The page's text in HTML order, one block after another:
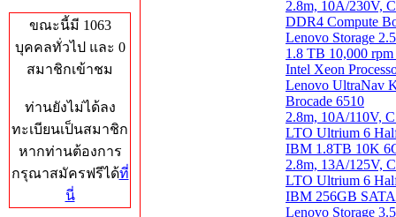
ขณะนี้มี 1063
บุคคลทั่วไป และ 0
สมาชิกเข้าชม
ท่านยังไม่ได้ลง
ทะเบียนเป็นสมาชิก
หากท่านต้องการ
กรุณาสมัครฟรีได้ที่
นี่
2.8m, 10A/230V,
DDR4 Compute
Lenovo Storage
1.8 TB 10,000
Intel Xeon
Lenovo UltraNav
Brocade 6510
2.8m, 10A/110V,
LTO Ultrium 6
IBM 1.8TB 10K
2.8m, 13A/125V,
LTO Ultrium 6
IBM 256GB
Lenovo Storage